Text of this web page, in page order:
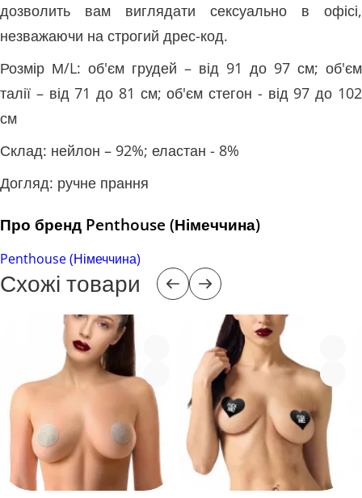
дозволить вам виглядати сексуально в офісі,
незважаючи на строгий дрес-код.
Розмір М/L: об'єм грудей – від 91 до 97 см; об'єм
талії – від 71 до 81 см; об'єм стегон - від 97 до 102
см
Склад: нейлон – 92%; еластан - 8%
Догляд: ручне прання
Про бренд Penthouse (Німеччина)
Penthouse (Німеччина)
Схожі товари